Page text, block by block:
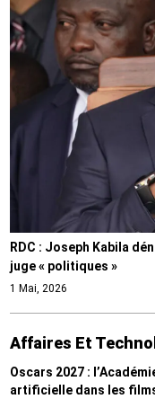
RDC : Joseph Kabila
juge « politiques »
1 Mai, 2026
Affaires Et
Oscars 2027 :
artificielle dans les